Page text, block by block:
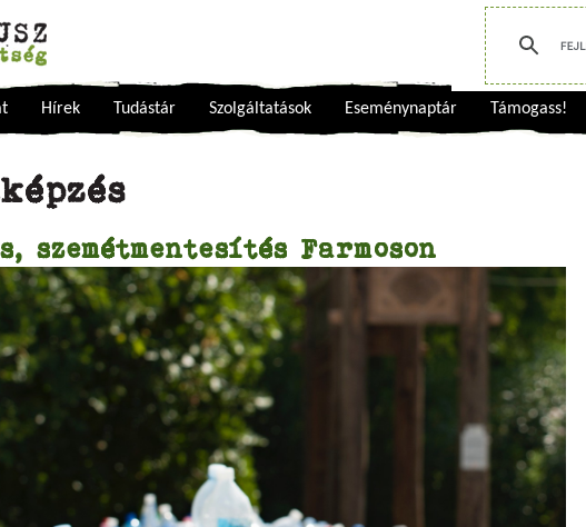
Hírek Tudástár Szolgáltatások Eseménynaptár Támogass!
szemétmentesítés Farmoson